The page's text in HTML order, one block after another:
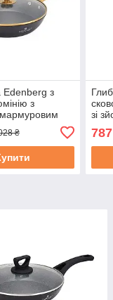
Edenberg з
з
покриттям
₴
зі
787